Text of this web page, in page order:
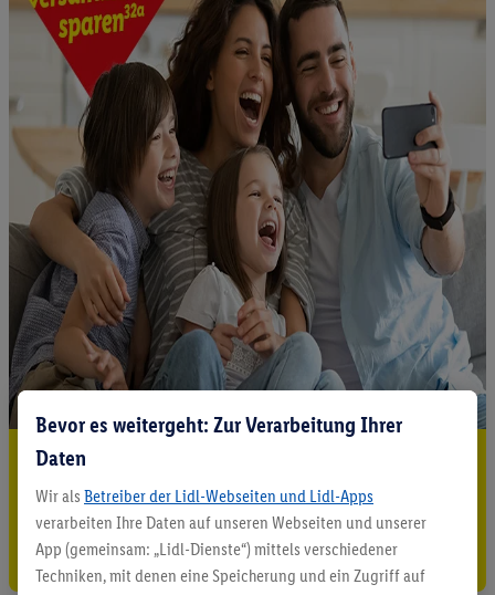
5.95 € Versand sparen³²ᵃ
Jetzt zum Newsletter anmelden
Gutschein sichern!
Bevor es weitergeht: Zur Verarbeitung Ihrer
Daten
Wir als Betreiber der Lidl-Webseiten und Lidl-Apps
verarbeiten Ihre Daten auf unseren Webseiten und unserer
App (gemeinsam: „Lidl-Dienste“) mittels verschiedener
Techniken, mit denen eine Speicherung und ein Zugriff auf